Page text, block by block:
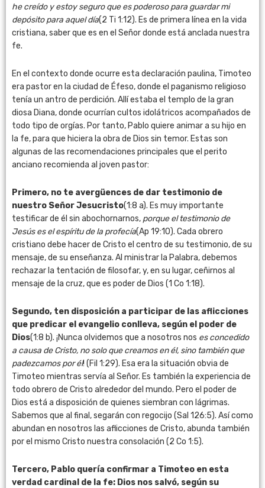
he creído y estoy seguro que es poderoso para guardar mi
depósito para aquel día(2 Ti 1:12). Es de primera línea en la vida
cristiana, saber que es en el Señor donde está anclada nuestra
fe.
En el contexto donde ocurre esta declaración paulina, Timoteo
era pastor en la ciudad de Éfeso, donde el paganismo religioso
tenía un antro de perdición. Allí estaba el templo de la gran
diosa Diana, donde ocurrían cultos idolátricos acompañados de
todo tipo de orgías. Por tanto, Pablo quiere animar a su hijo en
la fe, para que hiciera la obra de Dios sin temor. Estas son
algunas de las recomendaciones principales que el perito
anciano recomienda al joven pastor:
Primero, no te avergüences de dar testimonio de
nuestro Señor Jesucristo(1:8 a). Es muy importante
testificar de él sin abochornarnos, porque el testimonio de
Jesús es el espíritu de la profecía(Ap 19:10). Cada obrero
cristiano debe hacer de Cristo el centro de su testimonio, de su
mensaje, de su enseñanza. Al ministrar la Palabra, debemos
rechazar la tentación de filosofar, y, en su lugar, ceñirnos al
mensaje de la cruz, que es poder de Dios (1 Co 1:18).
Segundo, ten disposición a participar de las aflicciones
que predicar el evangelio conlleva, según el poder de
Dios(1:8 b). ¡Nunca olvidemos que a nosotros nos es concedido
a causa de Cristo, no solo que creamos en él, sino también que
padezcamos por él! (Fil 1:29). Esa era la situación obvia de
Timoteo mientras servía al Señor. Es también la experiencia de
todo obrero de Cristo alrededor del mundo. Pero el poder de
Dios está a disposición de quienes siembran con lágrimas.
Sabemos que al final, segarán con regocijo (Sal 126:5). Así como
abundan en nosotros las aflicciones de Cristo, abunda también
por el mismo Cristo nuestra consolación (2 Co 1:5).
Tercero, Pablo quería confirmar a Timoteo en esta
verdad cardinal de la fe: Dios nos salvó, según su